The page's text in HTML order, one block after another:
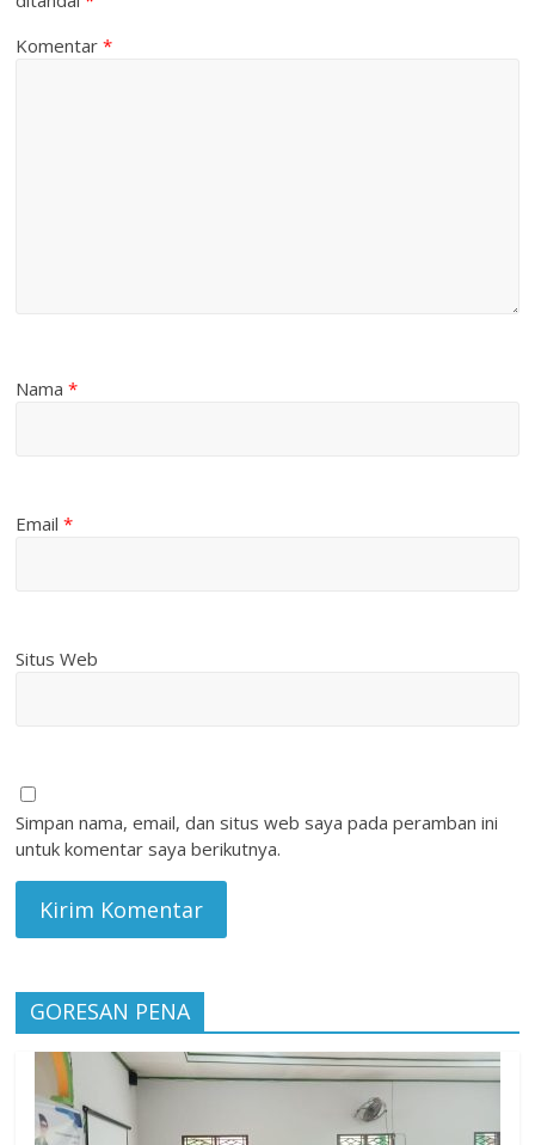
Komentar*
Nama*
Email*
Situs Web
Simpan nama, email, dan situs web saya pada peramban ini
untuk komentar saya berikutnya.
GORESAN PENA